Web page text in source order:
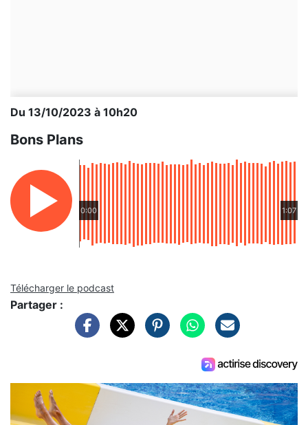
Du 13/10/2023 à 10h20
Bons Plans
0:00 1:07
Télécharger le podcast
Partager :